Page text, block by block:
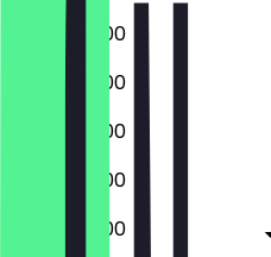
08:00 - 17:00
08:00 - 17:00
08:00 - 17:00
08:00 - 17:00
08:00 - 17:00